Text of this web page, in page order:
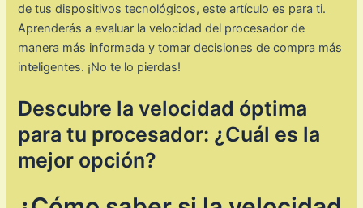
de tus dispositivos tecnológicos, este artículo es para ti.
Aprenderás a evaluar la velocidad del procesador de
manera más informada y tomar decisiones de compra más
inteligentes. ¡No te lo pierdas!
Descubre la velocidad óptima
para tu procesador: ¿Cuál es la
mejor opción?